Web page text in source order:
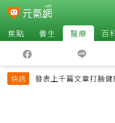
焦點 養生 醫療 百
快訊
發表上千篇文章打臉